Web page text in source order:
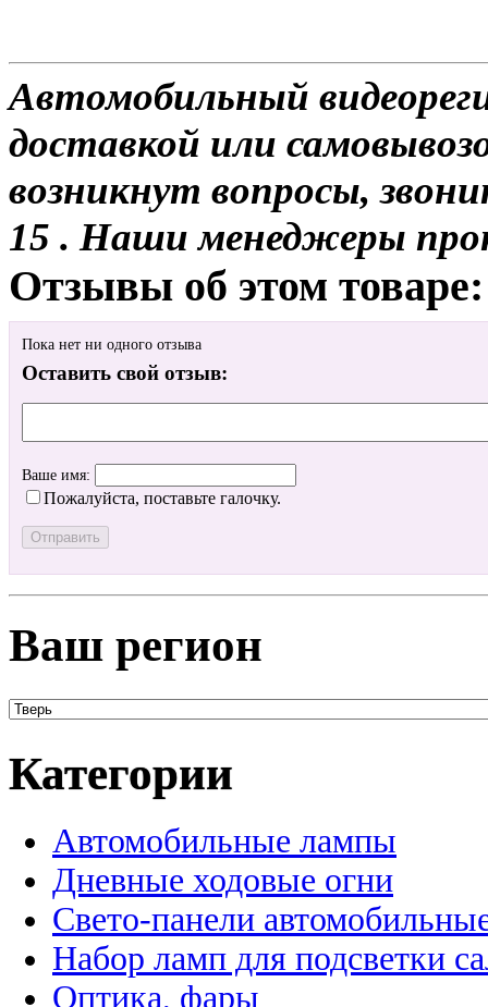
Автомобильный
доставкой или
возникнут вопросы,
15 . Наши менеджеры
Отзывы об этом товаре:
Пока нет ни одного отзыва
Оставить свой отзыв:
Ваше имя:
Пожалуйста, поставьте галочку.
Ваш регион
Категории
Автомобильные лампы
Дневные ходовые огни
Свето-панели
Набор ламп для подсветки
Оптика, фары